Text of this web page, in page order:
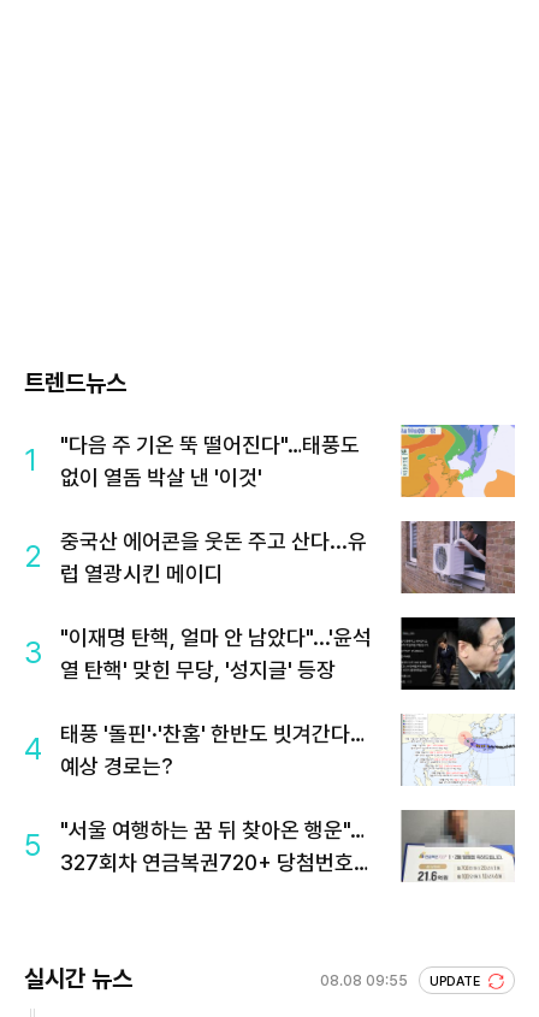
트렌드뉴스
1
"다음 주 기온 뚝 떨어진다"…태풍도
없이 열돔 박살 낸 '이것'
2
중국산 에어콘을 웃돈 주고 산다...유
럽 열광시킨 메이디
3
"이재명 탄핵, 얼마 안 남았다"...'윤석
열 탄핵' 맞힌 무당, '성지글' 등장
4
태풍 '돌핀'·'찬홈' 한반도 빗겨간다…
예상 경로는?
5
"서울 여행하는 꿈 뒤 찾아온 행운"…
327회차 연금복권720+ 당첨번호조
실시간 뉴스 08.08 09:55 UPDATE